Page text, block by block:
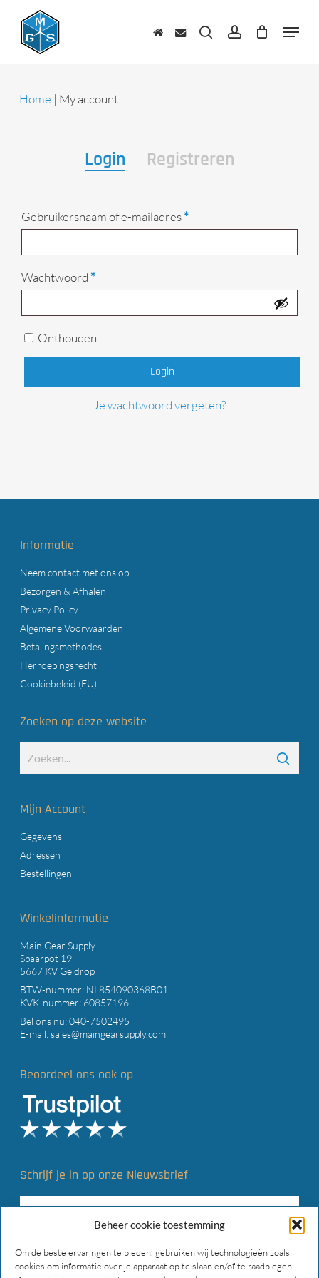
Beheer cookie toestemming
Om de beste ervaringen te bieden, gebruiken wij technologieën zoals
cookies om informatie over je apparaat op te slaan en/of te raadplegen.
content
zoekenaccount Menu
Home | My account
Login Registreren
Gebruikersnaam of e-mailadres*Vereist
Wachtwoord *Vereist
Onthouden
Login
Je wachtwoord vergeten?
Informatie
Neem contact met ons op
Bezorgen & Afhalen
Privacy Policy
Algemene Voorwaarden
Betalingsmethodes
Herroepingsrecht
Cookiebeleid (EU)
Zoeken op deze website
Mijn Account
Gegevens
Adressen
Bestellingen
Winkelinformatie
Main Gear Supply
Spaarpot 19
5667 KV Geldrop
BTW-nummer: NL854090368B01
KVK-nummer: 60857196
Bel ons nu:040-7502495
E-mail:sales@maingearsupply.com
Beoordeel ons ook op
Schrijf je in op onze Nieuwsbrief